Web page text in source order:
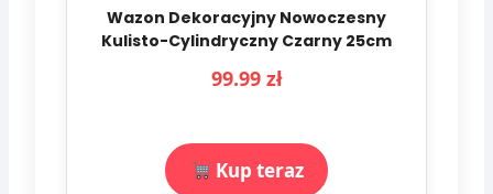
Wazon Dekoracyjny Nowoczesny
Kulisto-Cylindryczny Czarny 25cm
99.99 zł
Kup teraz